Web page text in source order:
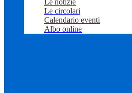
Le notizie
Le circolari
Calendario eventi
Albo online